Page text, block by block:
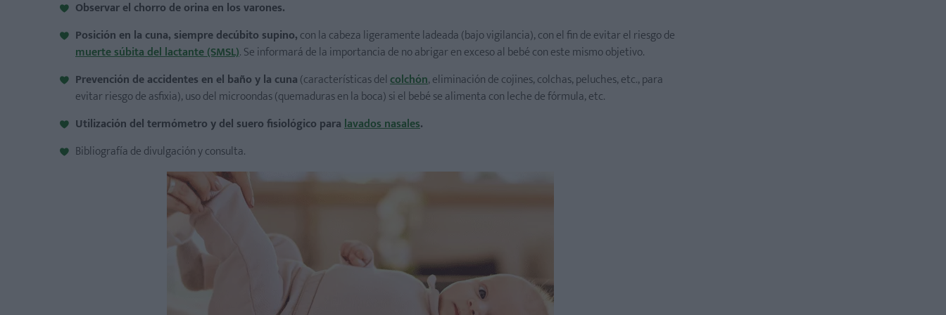
Observar el chorro de orina en los varones.
Posición en la cuna, siempre decúbito supino,con la cabeza ligeramente ladeada (bajo vigilancia), con el fin de evitar el riesgo de
muerte súbita del lactante (SMSL). Se informará de la importancia de no abrigar en exceso al bebé con este mismo objetivo.
Prevención de accidentes en el baño y la cuna(características delcolchón, eliminación de cojines, colchas, peluches, etc., para
evitar riesgo de asfixia), uso del microondas (quemaduras en la boca) si el bebé se alimenta con leche de fórmula, etc.
Utilización del termómetro y del suero fisiológico paralavados nasales.
Bibliografía de divulgación y consulta.